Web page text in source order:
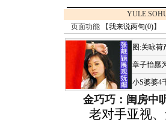
页面功能 【我来说两句(0)】
图:关咏荷
章子怡愿
小S婆婆4
金巧巧：闺房中
老对手亚视、